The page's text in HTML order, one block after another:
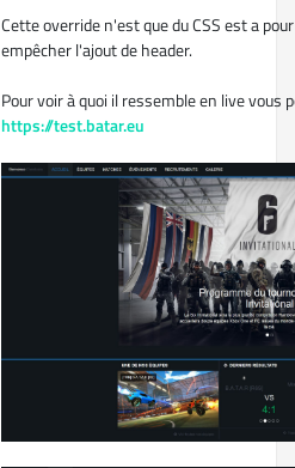
Cette override n'est que du CSS est a
empêcher l'ajout de header.
Pour voir à quoi il ressemble en live vous
https://test.batar.eu